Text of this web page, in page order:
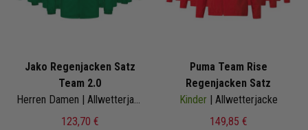
Jako Regenjacken Satz
Team 2.0
Herren Damen | Allwetterjacke
123,70 €
Puma Team Rise
Regenjacken Satz
Kinder | Allwetterjacke
149,85 €